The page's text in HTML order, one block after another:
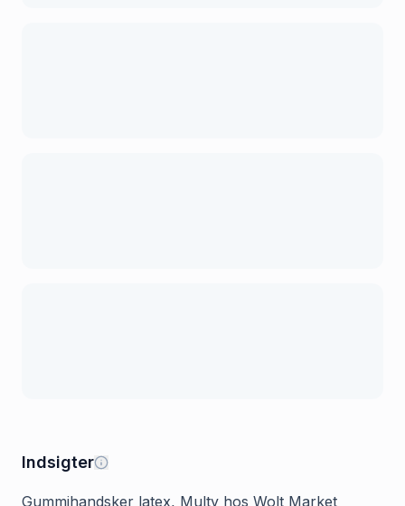
Indsigter
Gummihandsker latex, Multy hos Wolt Market